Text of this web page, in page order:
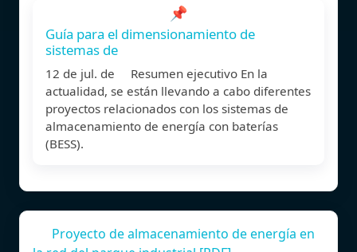
📌
Guía para el dimensionamiento de
sistemas de
12 de jul. de Resumen ejecutivo En la
actualidad, se están llevando a cabo diferentes
proyectos relacionados con los sistemas de
almacenamiento de energía con baterías
(BESS).
Proyecto de almacenamiento de energía en